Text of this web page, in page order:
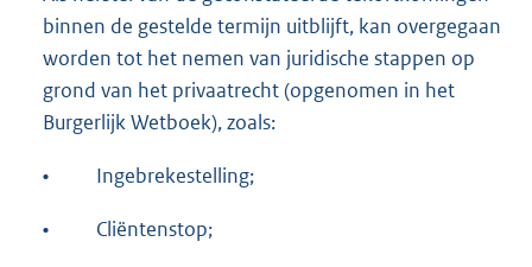
binnen de gestelde termijn uitblijft, kan overgegaan
worden tot het nemen van juridische stappen op
grond van het privaatrecht (opgenomen in het
Burgerlijk Wetboek), zoals:
• Ingebrekestelling;
• Cliëntenstop;